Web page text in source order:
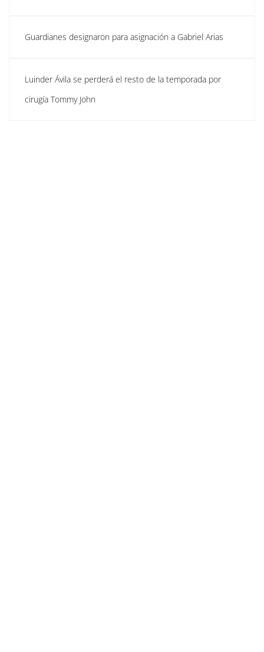
Guardianes designaron para asignación a Gabriel Arias
Luinder Ávila se perderá el resto de la temporada por
cirugía Tommy John